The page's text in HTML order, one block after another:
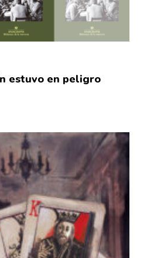
estuvo en peligro